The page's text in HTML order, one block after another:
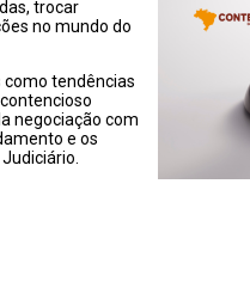
trocar
no mundo do
tendências
negociação com
e os